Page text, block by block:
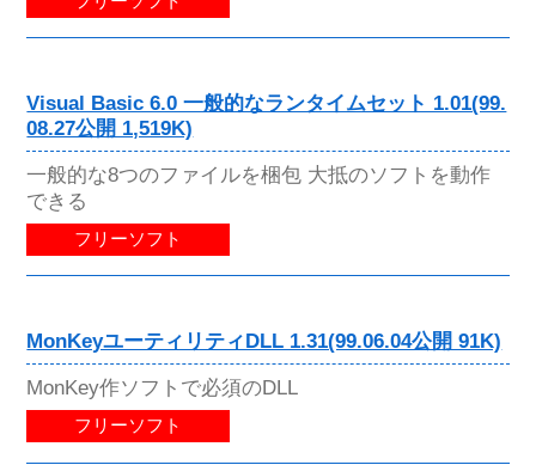
Visual Basic 6.0 一般的なランタイムセット 1.01(99.
08.27公開 1,519K)
一般的な8つのファイルを梱包 大抵のソフトを動作
できる
フリーソフト
MonKeyユーティリティDLL 1.31(99.06.04公開 91K)
MonKey作ソフトで必須のDLL
フリーソフト